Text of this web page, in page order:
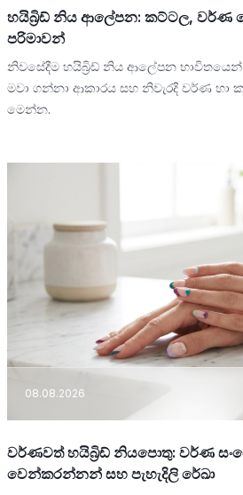
හයිබ්‍රිඩ් නිය ආලේපන: කට්ටල, වර්ණ
පරිමාවන්
නිවසේදීම හයිබ්‍රිඩ් නිය ආලේපන
මවා ගන්නා ආකාරය සහ නිවැරදි වර්ණ හා
මෙන්න.
08.08.2026
වර්ණවත් හයිබ්‍රිඩ් නියපොතු: වර්ණ
වෙන්කරන්නන් සහ පැහැදිලි රේඛා